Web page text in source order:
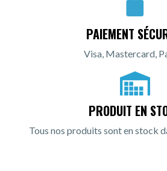
PAIEMENT
Visa, Mastercard,
PRODUIT EN
Tous nos produits sont en stock